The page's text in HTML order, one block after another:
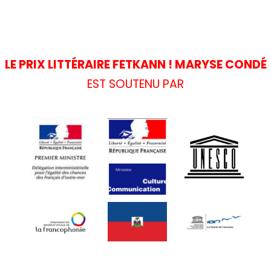
LE PRIX LITTÉRAIRE FETKANN ! MARYSE CONDÉ
EST SOUTENU PAR